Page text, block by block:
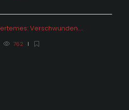
Verschwunden….
762